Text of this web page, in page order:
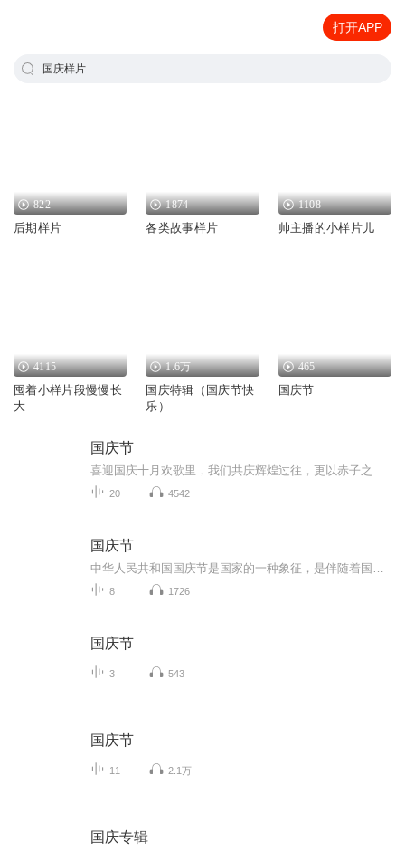
打开APP
国庆样片
822
后期样片
1874
各类故事样片
1108
帅主播的小样片儿
4115
囤着小样片段慢慢长
大
1.6万
国庆特辑（国庆节快
乐）
465
国庆节
国庆节
20 4542
国庆节
8 1726
国庆节
3 543
国庆节
11 2.1万
国庆专辑